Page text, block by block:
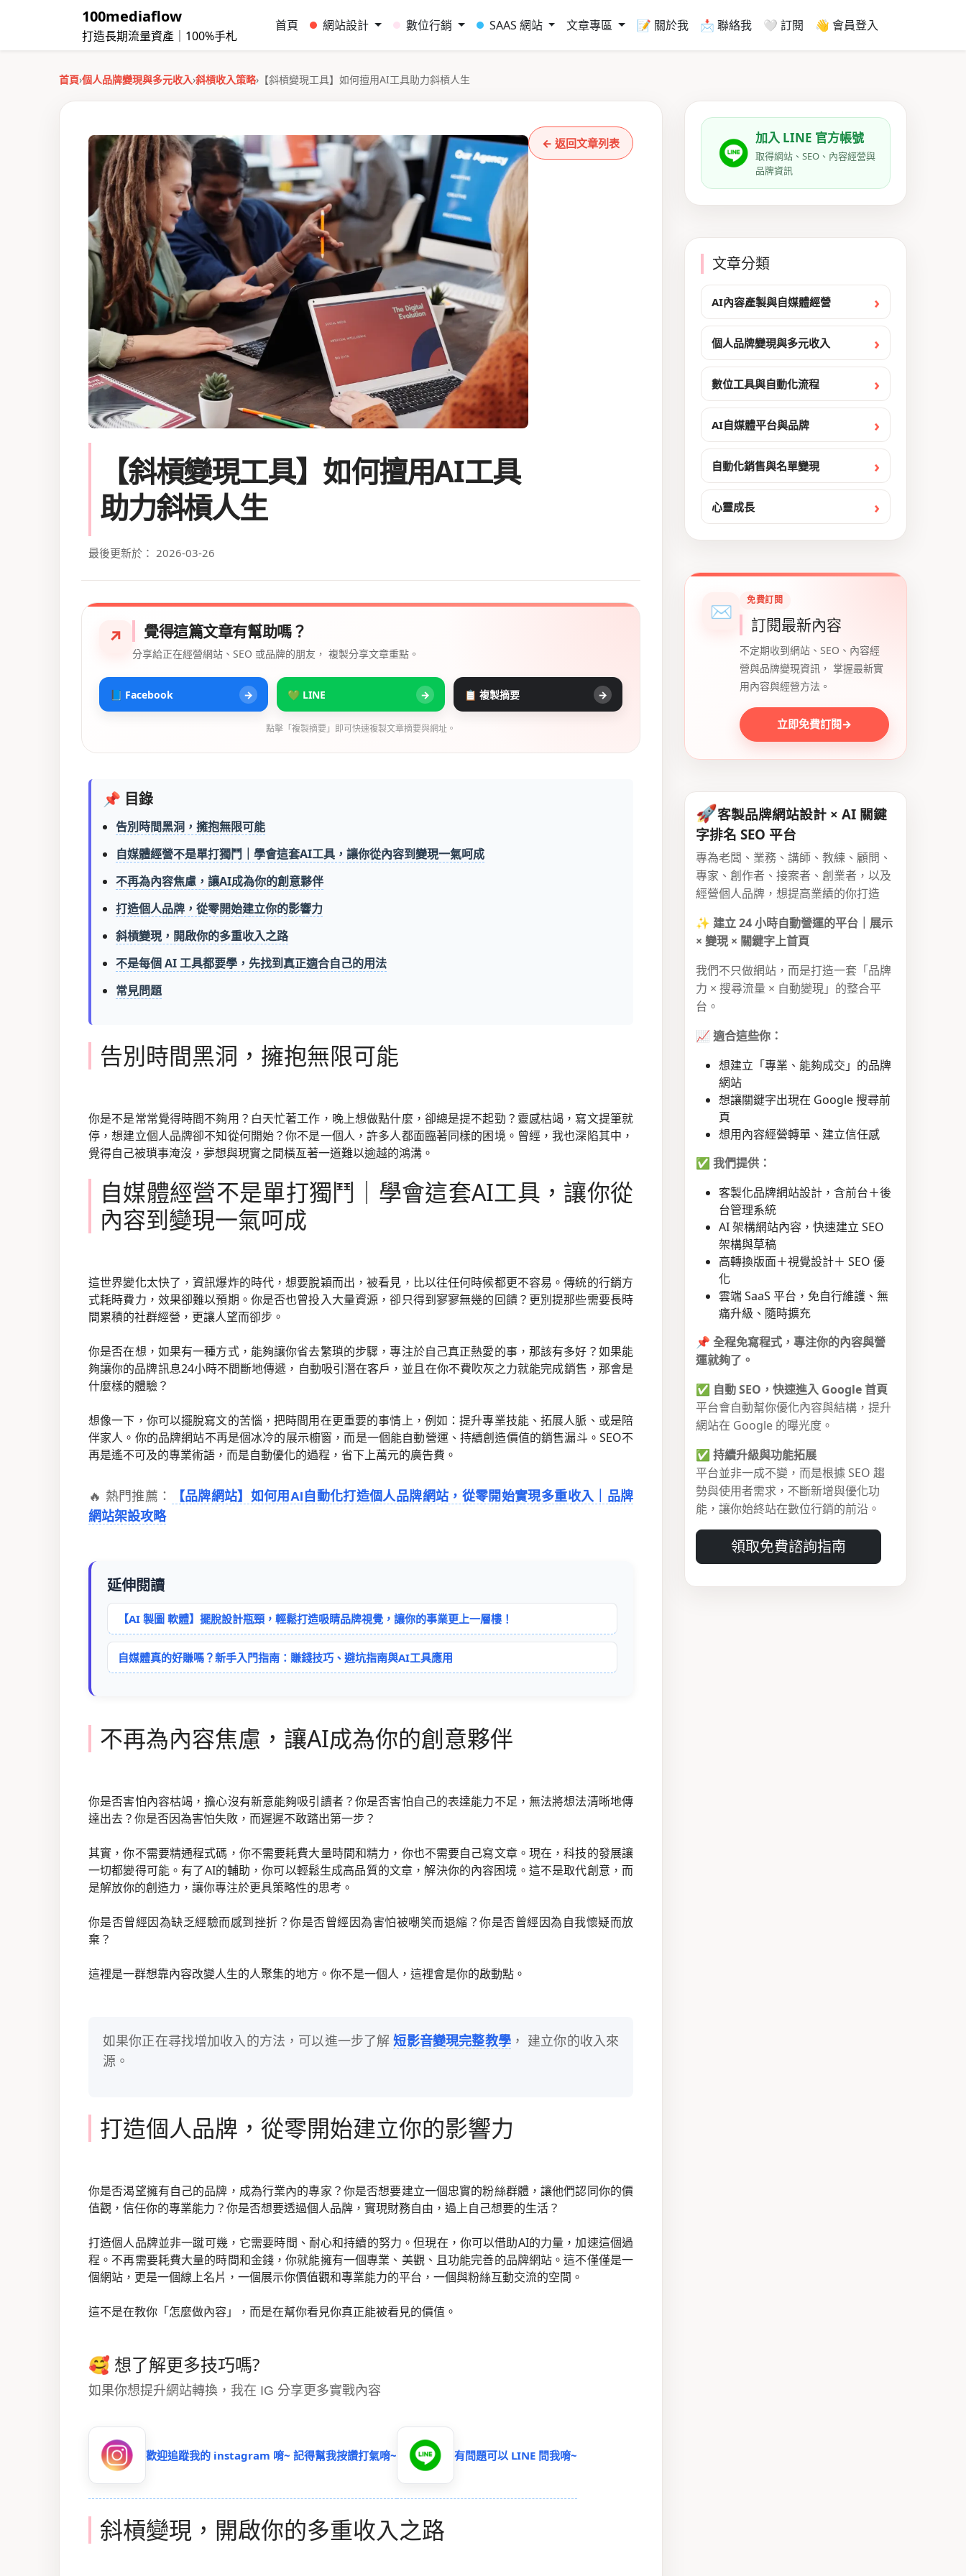
100mediaflow
打造長期流量資產｜100%手札
首頁 網站設計 數位行銷 SAAS 網站 文章專區 📝 關於我 📩 聯絡我 🤍 訂閱 👋 會員登入
首頁›個人品牌變現與多元收入›斜槓收入策略› 【斜槓變現工具】如何擅用AI工具助力斜槓人生
【斜槓變現工具】如何擅用AI工具
助力斜槓人生
最後更新於： 2026-03-26
← 返回文章列表
↗ 覺得這篇文章有幫助嗎？
分享給正在經營網站、SEO 或品牌的朋友， 複製分享文章重點。
📘 Facebook → 💚 LINE → 📋 複製摘要 →
點擊「複製摘要」即可快速複製文章摘要與網址。
📌 目錄
告別時間黑洞，擁抱無限可能
自媒體經營不是單打獨鬥｜學會這套AI工具，讓你從內容到變現一氣呵成
不再為內容焦慮，讓AI成為你的創意夥伴
打造個人品牌，從零開始建立你的影響力
斜槓變現，開啟你的多重收入之路
不是每個 AI 工具都要學，先找到真正適合自己的用法
常見問題
告別時間黑洞，擁抱無限可能
你是不是常常覺得時間不夠用？白天忙著工作，晚上想做點什麼，卻總是提不起勁？靈感枯竭，寫文提筆就
停，想建立個人品牌卻不知從何開始？你不是一個人，許多人都面臨著同樣的困境。曾經，我也深陷其中，
覺得自己被瑣事淹沒，夢想與現實之間橫亙著一道難以逾越的鴻溝。
自媒體經營不是單打獨鬥｜學會這套AI工具，讓你從
內容到變現一氣呵成
這世界變化太快了，資訊爆炸的時代，想要脫穎而出，被看見，比以往任何時候都更不容易。傳統的行銷方
式耗時費力，效果卻難以預期。你是否也曾投入大量資源，卻只得到寥寥無幾的回饋？更別提那些需要長時
間累積的社群經營，更讓人望而卻步。
你是否在想，如果有一種方式，能夠讓你省去繁瑣的步驟，專注於自己真正熱愛的事，那該有多好？如果能
夠讓你的品牌訊息24小時不間斷地傳遞，自動吸引潛在客戶，並且在你不費吹灰之力就能完成銷售，那會是
什麼樣的體驗？
想像一下，你可以擺脫寫文的苦惱，把時間用在更重要的事情上，例如：提升專業技能、拓展人脈、或是陪
伴家人。你的品牌網站不再是個冰冷的展示櫥窗，而是一個能自動營運、持續創造價值的銷售漏斗。SEO不
再是遙不可及的專業術語，而是自動優化的過程，省下上萬元的廣告費。
🔥 熱門推薦：
【品牌網站】如何用AI自動化打造個人品牌網站，從零開始實現多重收入｜品牌
網站架設攻略
延伸閱讀
【AI 製圖 軟體】擺脫設計瓶頸，輕鬆打造吸睛品牌視覺，讓你的事業更上一層樓！
自媒體真的好賺嗎？新手入門指南：賺錢技巧、避坑指南與AI工具應用
不再為內容焦慮，讓AI成為你的創意夥伴
你是否害怕內容枯竭，擔心沒有新意能夠吸引讀者？你是否害怕自己的表達能力不足，無法將想法清晰地傳
達出去？你是否因為害怕失敗，而遲遲不敢踏出第一步？
其實，你不需要精通程式碼，你不需要耗費大量時間和精力，你也不需要自己寫文章。現在，科技的發展讓
一切都變得可能。有了AI的輔助，你可以輕鬆生成高品質的文章，解決你的內容困境。這不是取代創意，而
是解放你的創造力，讓你專注於更具策略性的思考。
你是否曾經因為缺乏經驗而感到挫折？你是否曾經因為害怕被嘲笑而退縮？你是否曾經因為自我懷疑而放
棄？
這裡是一群想靠內容改變人生的人聚集的地方。你不是一個人，這裡會是你的啟動點。
如果你正在尋找增加收入的方法，可以進一步了解短影音變現完整教學， 建立你的收入來
源。
打造個人品牌，從零開始建立你的影響力
你是否渴望擁有自己的品牌，成為行業內的專家？你是否想要建立一個忠實的粉絲群體，讓他們認同你的價
值觀，信任你的專業能力？你是否想要透過個人品牌，實現財務自由，過上自己想要的生活？
打造個人品牌並非一蹴可幾，它需要時間、耐心和持續的努力。但現在，你可以借助AI的力量，加速這個過
程。不再需要耗費大量的時間和金錢，你就能擁有一個專業、美觀、且功能完善的品牌網站。這不僅僅是一
個網站，更是一個線上名片，一個展示你價值觀和專業能力的平台，一個與粉絲互動交流的空間。
這不是在教你「怎麼做內容」，而是在幫你看見你真正能被看見的價值。
🥰 想了解更多技巧嗎?
如果你想提升網站轉換，我在 IG 分享更多實戰內容
歡迎追蹤我的 instagram 唷~ 記得幫我按讚打氣唷~ 有問題可以 LINE 問我唷~
斜槓變現，開啟你的多重收入之路
加入 LINE 官方帳號
取得網站、SEO、內容經營與
品牌資訊
文章分類
AI內容產製與自媒體經營
個人品牌變現與多元收入
數位工具與自動化流程
AI自媒體平台與品牌
自動化銷售與名單變現
心靈成長
✉ 免費訂閱
訂閱最新內容
不定期收到網站、SEO、內容經
營與品牌變現資訊， 掌握最新實
用內容與經營方法。
立即免費訂閱→
🚀客製品牌網站設計 × AI 關鍵
字排名 SEO 平台
專為老闆、業務、講師、教練、顧問、
專家、創作者、接案者、創業者，以及
經營個人品牌，想提高業績的你打造
✨ 建立 24 小時自動營運的平台｜展示
× 變現 × 關鍵字上首頁
我們不只做網站，而是打造一套「品牌
力 × 搜尋流量 × 自動變現」的整合平
台。
📈 適合這些你：
想建立「專業、能夠成交」的品牌
網站
想讓關鍵字出現在 Google 搜尋前
頁
想用內容經營轉單、建立信任感
✅ 我們提供：
客製化品牌網站設計，含前台＋後
台管理系統
AI 架構網站內容，快速建立 SEO
架構與草稿
高轉換版面＋視覺設計＋ SEO 優
化
雲端 SaaS 平台，免自行維護、無
痛升級、隨時擴充
📌 全程免寫程式，專注你的內容與營
運就夠了。
✅ 自動 SEO，快速進入 Google 首頁
平台會自動幫你優化內容與結構，提升
網站在 Google 的曝光度。
✅ 持續升級與功能拓展
平台並非一成不變，而是根據 SEO 趨
勢與使用者需求，不斷新增與優化功
能，讓你始終站在數位行銷的前沿。
領取免費諮詢指南